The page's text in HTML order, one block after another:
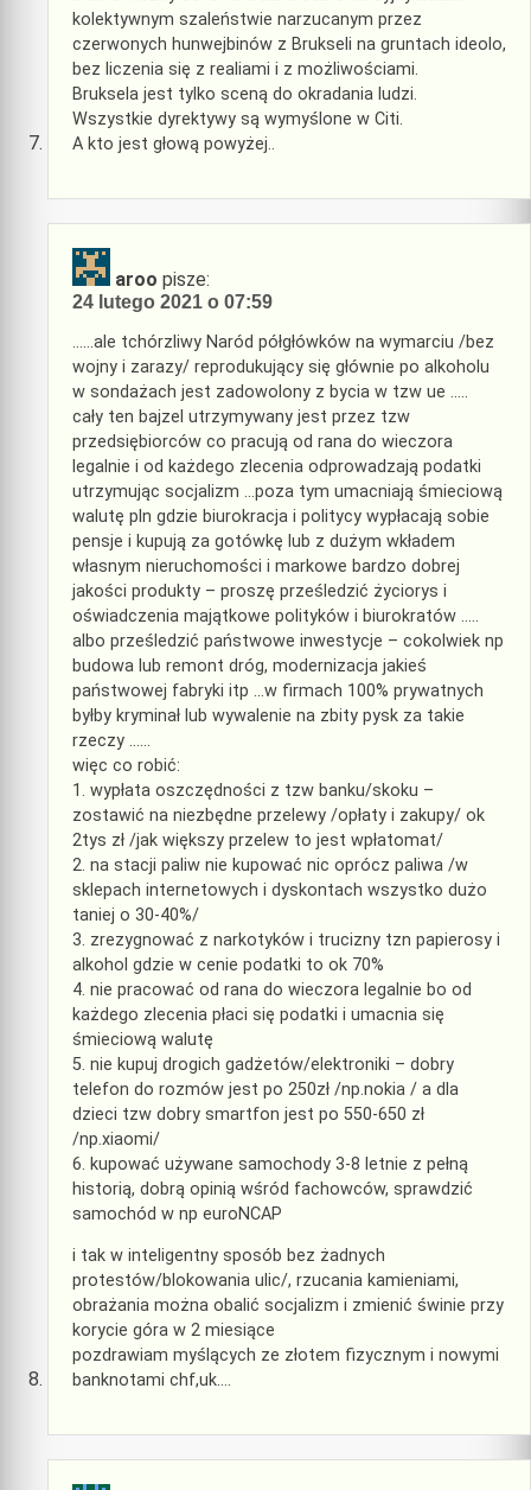
kolektywnym szaleństwie narzucanym przez
czerwonych hunwejbinów z Brukseli na gruntach ideolo,
bez liczenia się z realiami i z możliwościami.
Bruksela jest tylko sceną do okradania ludzi.
Wszystkie dyrektywy są wymyślone w Citi.
A kto jest głową powyżej..
aroo pisze:
24 lutego 2021 o 07:59
……ale tchórzliwy Naród półgłówków na wymarciu /bez
wojny i zarazy/ reprodukujący się głównie po alkoholu
w sondażach jest zadowolony z bycia w tzw ue …..
cały ten bajzel utrzymywany jest przez tzw
przedsiębiorców co pracują od rana do wieczora
legalnie i od każdego zlecenia odprowadzają podatki
utrzymując socjalizm …poza tym umacniają śmieciową
walutę pln gdzie biurokracja i politycy wypłacają sobie
pensje i kupują za gotówkę lub z dużym wkładem
własnym nieruchomości i markowe bardzo dobrej
jakości produkty – proszę prześledzić życiorys i
oświadczenia majątkowe polityków i biurokratów …..
albo prześledzić państwowe inwestycje – cokolwiek np
budowa lub remont dróg, modernizacja jakieś
państwowej fabryki itp …w firmach 100% prywatnych
byłby kryminał lub wywalenie na zbity pysk za takie
rzeczy ……
więc co robić:
1. wypłata oszczędności z tzw banku/skoku –
zostawić na niezbędne przelewy /opłaty i zakupy/ ok
2tys zł /jak większy przelew to jest wpłatomat/
2. na stacji paliw nie kupować nic oprócz paliwa /w
sklepach internetowych i dyskontach wszystko dużo
taniej o 30-40%/
3. zrezygnować z narkotyków i trucizny tzn papierosy i
alkohol gdzie w cenie podatki to ok 70%
4. nie pracować od rana do wieczora legalnie bo od
każdego zlecenia płaci się podatki i umacnia się
śmieciową walutę
5. nie kupuj drogich gadżetów/elektroniki – dobry
telefon do rozmów jest po 250zł /np.nokia / a dla
dzieci tzw dobry smartfon jest po 550-650 zł
/np.xiaomi/
6. kupować używane samochody 3-8 letnie z pełną
historią, dobrą opinią wśród fachowców, sprawdzić
samochód w np euroNCAP
i tak w inteligentny sposób bez żadnych
protestów/blokowania ulic/, rzucania kamieniami,
obrażania można obalić socjalizm i zmienić świnie przy
korycie góra w 2 miesiące
pozdrawiam myślących ze złotem fizycznym i nowymi
banknotami chf,uk….